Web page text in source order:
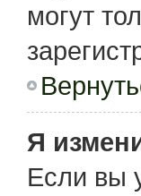
могут
Я
Если вы